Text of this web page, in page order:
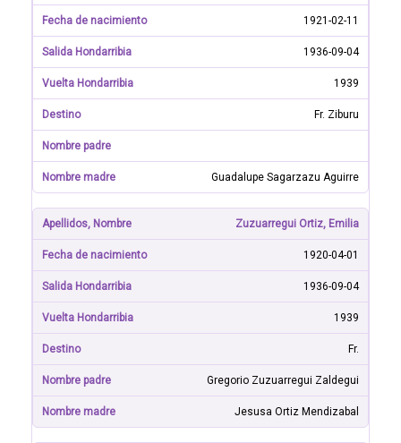
1921-02-11
1936-09-04
1939
Fr. Ziburu
Guadalupe Sagarzazu Aguirre
Zuzuarregui Ortiz, Emilia
1920-04-01
1936-09-04
1939
Fr.
Gregorio Zuzuarregui Zaldegui
Jesusa Ortiz Mendizabal